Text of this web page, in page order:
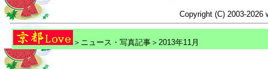
Copyright (C) 2003-2026
＞ニュース・写真記事＞2013年11月